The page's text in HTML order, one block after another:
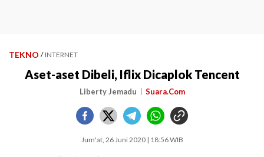
TEKNO / INTERNET
Aset-aset Dibeli, Iflix Dicaplok Tencent
Liberty Jemadu Suara.Com
Jum'at, 26 Juni 2020 | 18:56 WIB